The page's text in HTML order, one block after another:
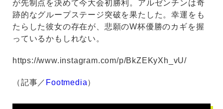
が先制点を決めて今大会初勝利。アルゼンチンは奇
跡的なグループステージ突破を果たした。幸運をも
たらした彼女の存在が、悲願のW杯優勝のカギを握
っているかもしれない。
https://www.instagram.com/p/BkZEKyXh_vU/
（記事／ Footmedia）